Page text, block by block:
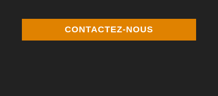
CONTACTEZ-NOUS